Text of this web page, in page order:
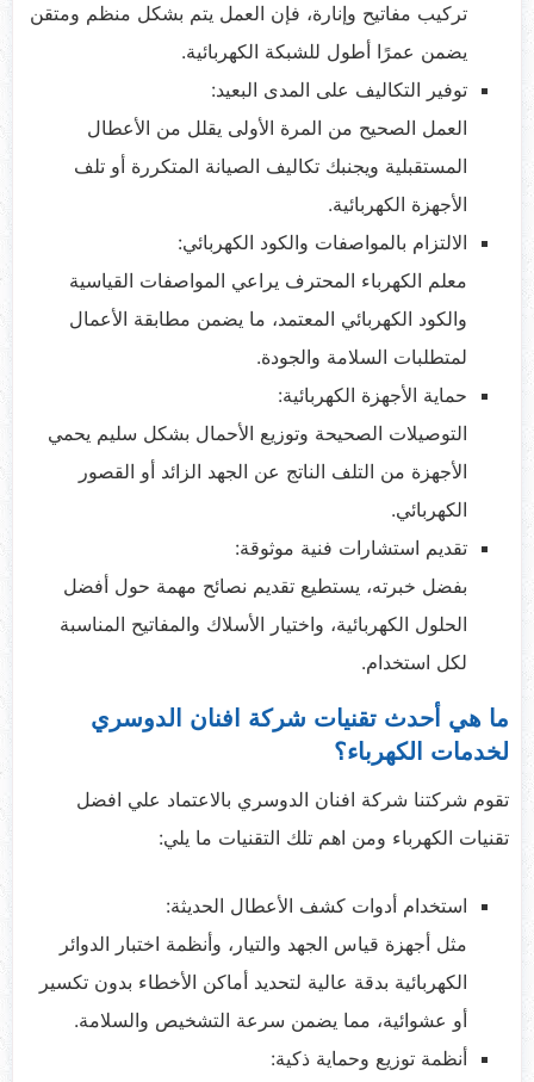
تركيب مفاتيح وإنارة، فإن العمل يتم بشكل منظم ومتقن
يضمن عمرًا أطول للشبكة الكهربائية.
توفير التكاليف على المدى البعيد:
العمل الصحيح من المرة الأولى يقلل من الأعطال
المستقبلية ويجنبك تكاليف الصيانة المتكررة أو تلف
الأجهزة الكهربائية.
الالتزام بالمواصفات والكود الكهربائي:
معلم الكهرباء المحترف يراعي المواصفات القياسية
والكود الكهربائي المعتمد، ما يضمن مطابقة الأعمال
لمتطلبات السلامة والجودة.
حماية الأجهزة الكهربائية:
التوصيلات الصحيحة وتوزيع الأحمال بشكل سليم يحمي
الأجهزة من التلف الناتج عن الجهد الزائد أو القصور
الكهربائي.
تقديم استشارات فنية موثوقة:
بفضل خبرته، يستطيع تقديم نصائح مهمة حول أفضل
الحلول الكهربائية، واختيار الأسلاك والمفاتيح المناسبة
لكل استخدام.
ما هي أحدث تقنيات شركة افنان الدوسري
لخدمات الكهرباء؟
تقوم شركتنا شركة افنان الدوسري بالاعتماد علي افضل
تقنيات الكهرباء ومن اهم تلك التقنيات ما يلي:
استخدام أدوات كشف الأعطال الحديثة:
مثل أجهزة قياس الجهد والتيار، وأنظمة اختبار الدوائر
الكهربائية بدقة عالية لتحديد أماكن الأخطاء بدون تكسير
أو عشوائية، مما يضمن سرعة التشخيص والسلامة.
أنظمة توزيع وحماية ذكية: